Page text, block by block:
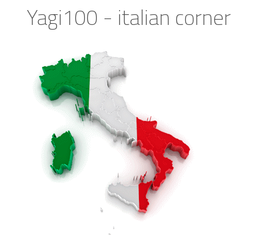
Yagi100 - italian corner